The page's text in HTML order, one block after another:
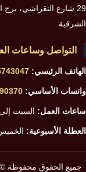
29 شارع النقراشي،
الشرقية
التواصل وساعات
الهاتف الرئيسي:
واتساب الأساسي:
ساعات العمل: السبت إلى
العطلة الأسبوعية:
جميع الحقوق محفوظة © 2026 مكتب عبدالعزيز حسين عمار